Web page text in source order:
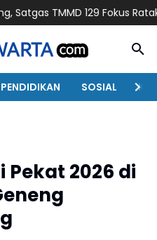
Fokus Ratakan Tanah
PENDIDIKAN SOSIAL
Pekat 2026 di